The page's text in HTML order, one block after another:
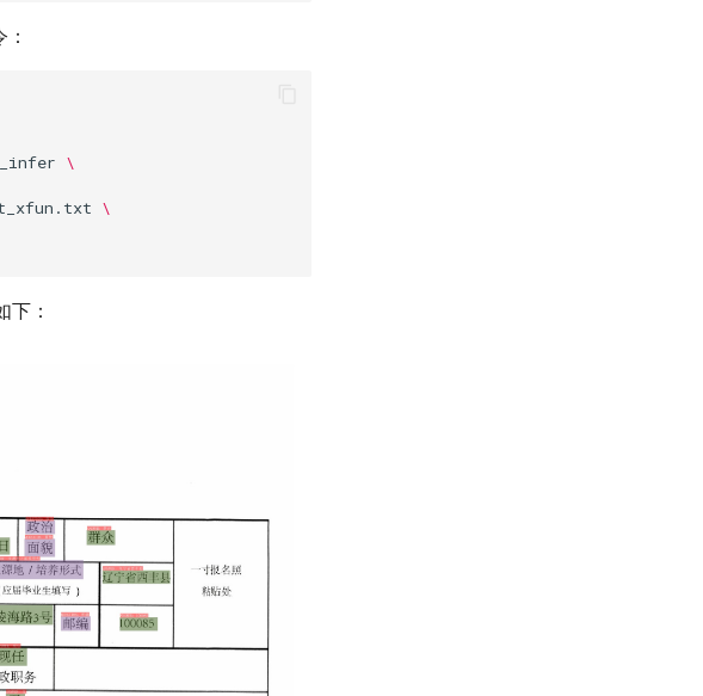
\
\
下：